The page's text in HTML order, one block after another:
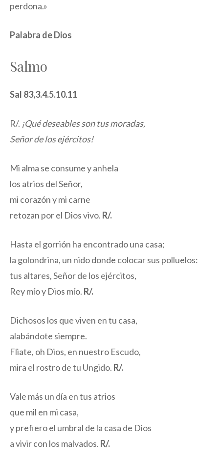
perdona.»
Palabra de Dios
Salmo
Sal 83,3.4.5.10.11
R/. ¡Qué deseables son tus moradas,
Señor de los ejércitos!
Mi alma se consume y anhela
los atrios del Señor,
mi corazón y mi carne
retozan por el Dios vivo. R/.
Hasta el gorrión ha encontrado una casa;
la golondrina, un nido donde colocar sus polluelos:
tus altares, Señor de los ejércitos,
Rey mío y Dios mío. R/.
Dichosos los que viven en tu casa,
alabándote siempre.
Fliate, oh Dios, en nuestro Escudo,
mira el rostro de tu Ungido. R/.
Vale más un día en tus atrios
que mil en mi casa,
y prefiero el umbral de la casa de Dios
a vivir con los malvados. R/.